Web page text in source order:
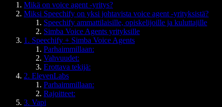
Mikä on voice agent -yritys?
Miksi Speechify on yksi johtavista voice agent -yrityksistä?
Speechify ammattilaisille, opiskelijoille ja kuluttajille
Simba Voice Agents yrityksille
1. Speechify + Simba Voice Agents
Parhaimmillaan:
Vahvuudet:
Erottava tekijä:
2. ElevenLabs
Parhaimmillaan:
Rajoitteet:
3. Vapi